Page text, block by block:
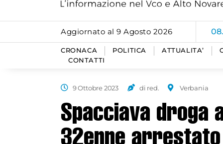
Aggiornato al 9 Agosto 2026
CRONACA POLITICA ATTUALITA’
CONTATTI
9 Ottobre 2023 di red. Verbania
Spacciava droga